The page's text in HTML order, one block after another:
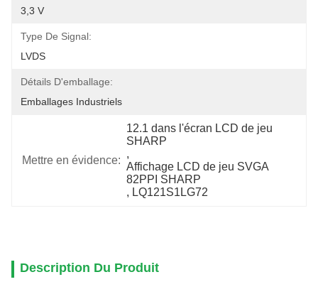
3,3 V
Type De Signal:
LVDS
Détails D'emballage:
Emballages Industriels
Mettre en évidence:
12.1 dans l'écran LCD de jeu
SHARP
,
Affichage LCD de jeu SVGA
82PPI SHARP
, LQ121S1LG72
Description Du Produit